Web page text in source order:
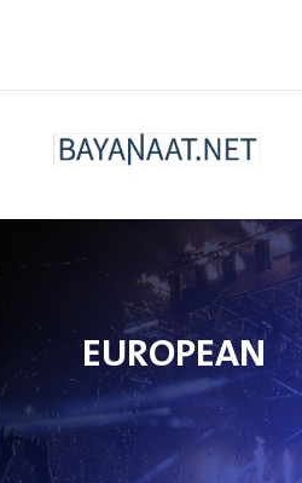
EUROPEAN